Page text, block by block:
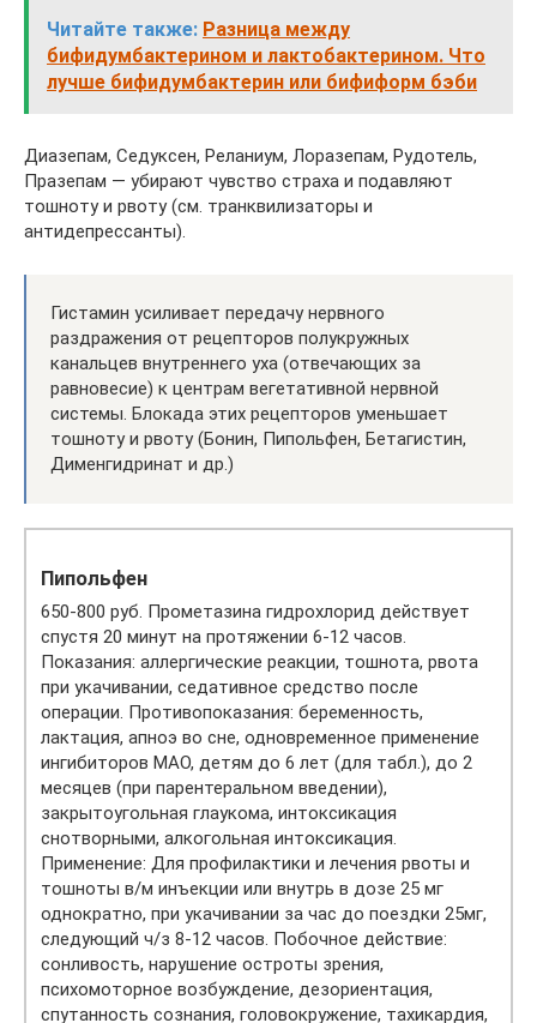
Читайте также: Разница между
бифидумбактерином и лактобактерином. Что
лучше бифидумбактерин или бифиформ бэби
Диазепам, Седуксен, Реланиум, Лоразепам, Рудотель,
Празепам — убирают чувство страха и подавляют
тошноту и рвоту (см. транквилизаторы и
антидепрессанты).
Гистамин усиливает передачу нервного
раздражения от рецепторов полукружных
канальцев внутреннего уха (отвечающих за
равновесие) к центрам вегетативной нервной
системы. Блокада этих рецепторов уменьшает
тошноту и рвоту (Бонин, Пипольфен, Бетагистин,
Дименгидринат и др.)
Пипольфен
650-800 руб. Прометазина гидрохлорид действует
спустя 20 минут на протяжении 6-12 часов.
Показания: аллергические реакции, тошнота, рвота
при укачивании, седативное средство после
операции. Противопоказания: беременность,
лактация, апноэ во сне, одновременное применение
ингибиторов МАО, детям до 6 лет (для табл.), до 2
месяцев (при парентеральном введении),
закрытоугольная глаукома, интоксикация
снотворными, алкогольная интоксикация.
Применение: Для профилактики и лечения рвоты и
тошноты в/м инъекции или внутрь в дозе 25 мг
однократно, при укачивании за час до поездки 25мг,
следующий ч/з 8-12 часов. Побочное действие:
сонливость, нарушение остроты зрения,
психомоторное возбуждение, дезориентация,
спутанность сознания, головокружение, тахикардия,